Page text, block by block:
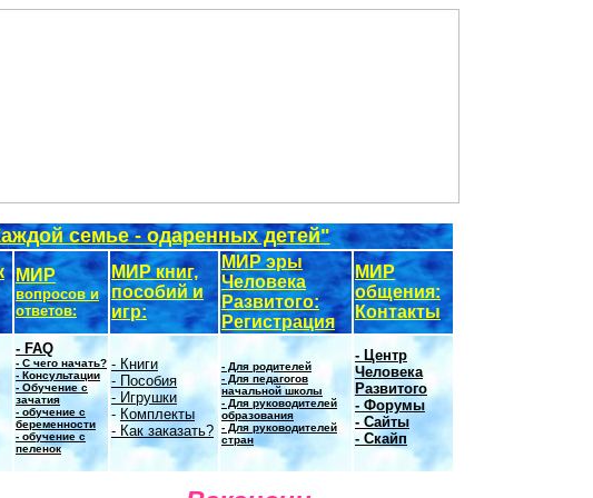
семье - одаренных детей"
МИР
вопросов и
ответов:
МИР книг,
пособий и
игр:
МИР эры
Человека
Развитого:
Регистрация
МИР
общения:
Контакты
- FAQ
- С чего начать?
- Консультации
- Обучение с
зачатия
- обучение с
беременности
- обучение с
пеленок
- Книги
- Пособия
- Игрушки
- Комплекты
- Как заказать?
- Для родителей
- Для педагогов
начальной школы
- Для руководителей
образования
- Для руководителей
стран
- Центр
Человека
Развитого
- Форумы
- Сайты
- Скайп